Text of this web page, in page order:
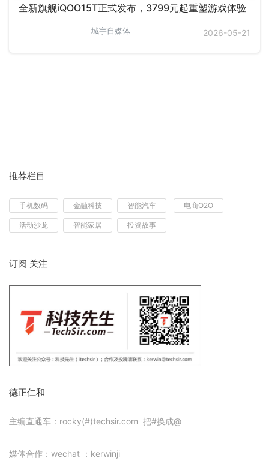
全新旗舰iQOO15T正式发布，3799元起重塑游戏体验
城宇自媒体 2026-05-21
推荐栏目
手机数码 金融科技 智能汽车 电商O2O
活动沙龙 智能家居 投资故事
订阅 关注
德正仁和
主编直通车：rocky(#)techsir.com 把#换成@
媒体合作：wechat ：kerwinji